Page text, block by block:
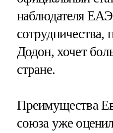
наблюдателя
сотрудничества,
Додон, хочет
стране.
Преимущества
союза уже